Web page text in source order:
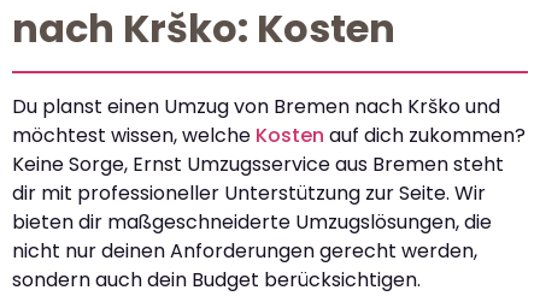
nach Krško: Kosten
Du planst einen Umzug von Bremen nach Krško und
möchtest wissen, welche Kosten auf dich zukommen?
Keine Sorge, Ernst Umzugsservice aus Bremen steht
dir mit professioneller Unterstützung zur Seite. Wir
bieten dir maßgeschneiderte Umzugslösungen, die
nicht nur deinen Anforderungen gerecht werden,
sondern auch dein Budget berücksichtigen.